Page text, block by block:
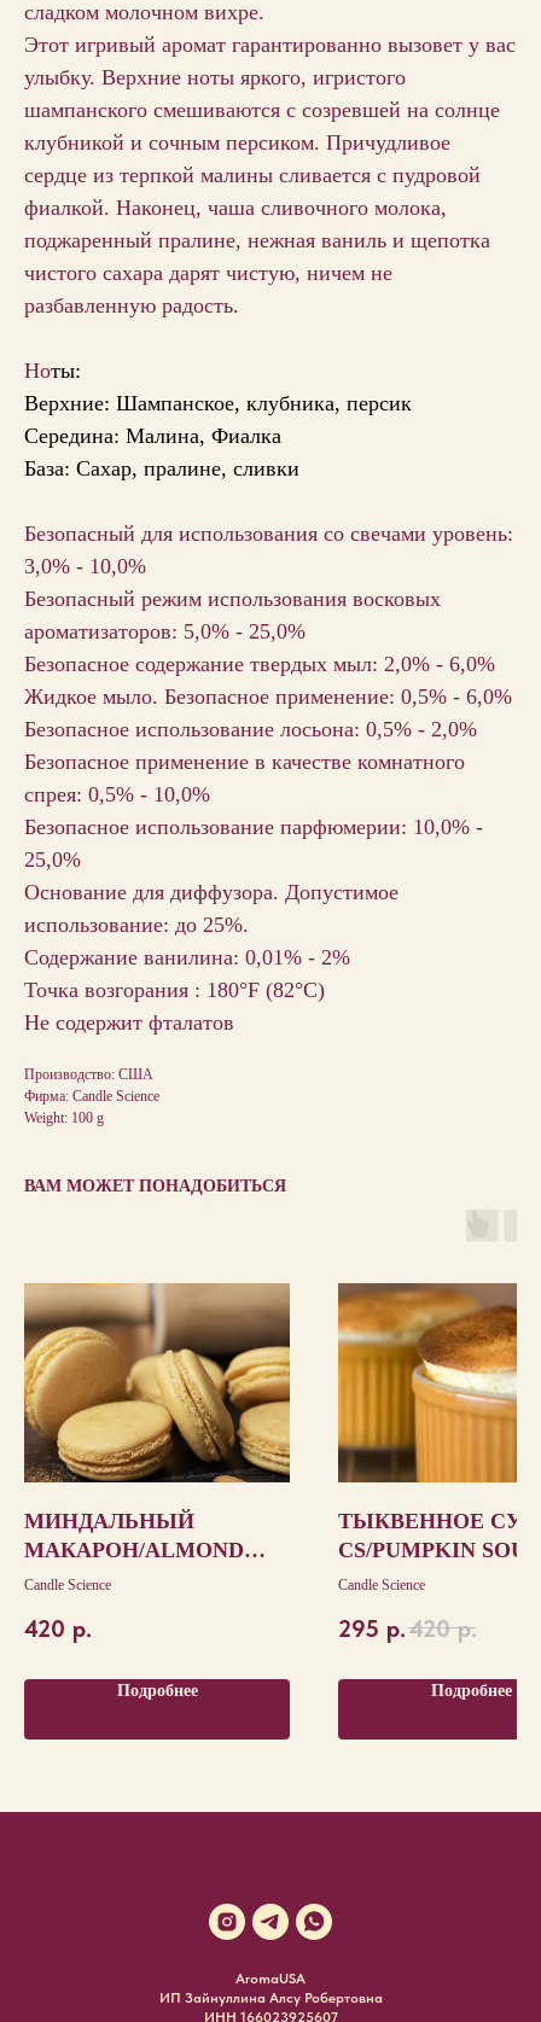
сладком молочном вихре.
Этот игривый аромат гарантированно вызовет у вас
улыбку. Верхние ноты яркого, игристого
шампанского смешиваются с созревшей на солнце
клубникой и сочным персиком. Причудливое
сердце из терпкой малины сливается с пудровой
фиалкой. Наконец, чаша сливочного молока,
поджаренный пралине, нежная ваниль и щепотка
чистого сахара дарят чистую, ничем не
разбавленную радость.
Ноты:
Верхние: Шампанское, клубника, персик
Середина: Малина, Фиалка
База: Сахар, пралине, сливки
Безопасный для использования со свечами уровень:
3,0% - 10,0%
Безопасный режим использования восковых
ароматизаторов: 5,0% - 25,0%
Безопасное содержание твердых мыл: 2,0% - 6,0%
Жидкое мыло. Безопасное применение: 0,5% - 6,0%
Безопасное использование лосьона: 0,5% - 2,0%
Безопасное применение в качестве комнатного
спрея: 0,5% - 10,0%
Безопасное использование парфюмерии: 10,0% -
25,0%
Основание для диффузора. Допустимое
использование: до 25%.
Содержание ванилина: 0,01% - 2%
Точка возгорания : 180°F (82°C)
Не содержит фталатов
Производство: США
Фирма: Candle Science
Weight: 100 g
ВАМ МОЖЕТ ПОНАДОБИТЬСЯ
МИНДАЛЬНЫЙ
МАКАРОН/ALMOND
MACARON
Candle Science
420 р.
Подробнее
ТЫКВЕННОЕ
CS/PUMPKIN
CS
Candle Science
295 р.420 р.
Подробнее
AromaUSA
ИП Зайнуллина Алсу Робертовна
ИНН 166023925607